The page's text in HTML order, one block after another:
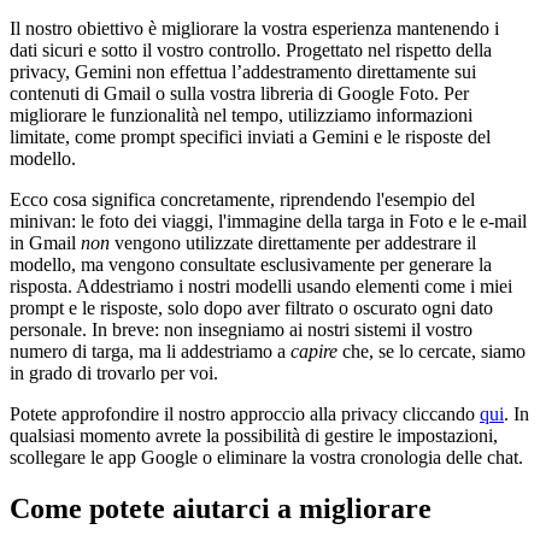
Il nostro obiettivo è migliorare la vostra esperienza mantenendo i
dati sicuri e sotto il vostro controllo. Progettato nel rispetto della
privacy, Gemini non effettua l’addestramento direttamente sui
contenuti di Gmail o sulla vostra libreria di Google Foto. Per
migliorare le funzionalità nel tempo, utilizziamo informazioni
limitate, come prompt specifici inviati a Gemini e le risposte del
modello.
Ecco cosa significa concretamente, riprendendo l'esempio del
minivan: le foto dei viaggi, l'immagine della targa in Foto e le e-mail
in Gmail non vengono utilizzate direttamente per addestrare il
modello, ma vengono consultate esclusivamente per generare la
risposta. Addestriamo i nostri modelli usando elementi come i miei
prompt e le risposte, solo dopo aver filtrato o oscurato ogni dato
personale. In breve: non insegniamo ai nostri sistemi il vostro
numero di targa, ma li addestriamo a capire che, se lo cercate, siamo
in grado di trovarlo per voi.
Potete approfondire il nostro approccio alla privacy cliccando qui. In
qualsiasi momento avrete la possibilità di gestire le impostazioni,
scollegare le app Google o eliminare la vostra cronologia delle chat.
Come potete aiutarci a migliorare